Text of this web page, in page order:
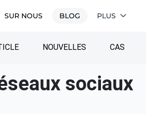
SUR NOUS BLOG PLUS
NOUVELLES CAS
sociaux